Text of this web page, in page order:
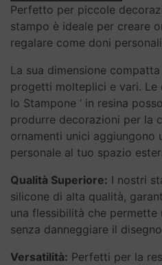
NATALE
per
Decorazioni
fai
da
te
quantità
Perfetto per piccole
stampo è ideale per creare
regalare come doni
La sua dimensione
progetti molteplici e vari. Le
lo Stampone ‘ in resina
produrre decorazioni per la
ornamenti unici aggiungono
personale al tuo spazio
Qualità Superiore: I nostri
silicone di alta qualità,
una flessibilità che
senza danneggiare il disegno
Versatilità: Perfetti per la